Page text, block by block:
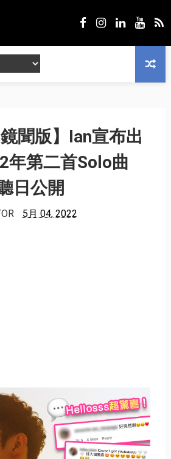
鏡聞版】Ian宣布出
年第二首Solo曲
日公開
5月 04, 2022